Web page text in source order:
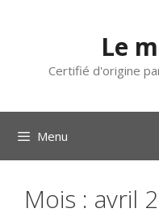
Le
Certifié d'origine
Menu
Mois : avril